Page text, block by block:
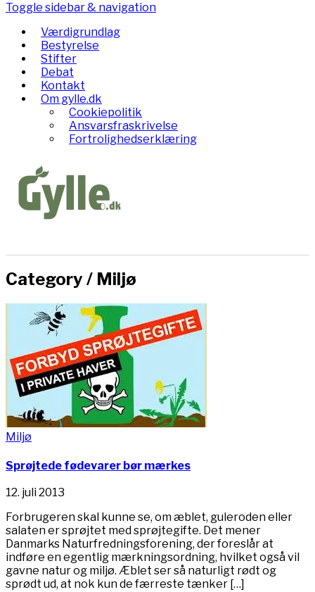
Toggle sidebar & navigation
Værdigrundlag
Bestyrelse
Stifter
Debat
Kontakt
Om gylle.dk
Cookiepolitik
Ansvarsfraskrivelse
Fortrolighedserklæring
Category / Miljø
Miljø
Sprøjtede fødevarer bør mærkes
12. juli 2013
Forbrugeren skal kunne se, om æblet, guleroden eller
salaten er sprøjtet med sprøjtegifte. Det mener
Danmarks Naturfredningsforening, der foreslår at
indføre en egentlig mærkningsordning, hvilket også vil
gavne natur og miljø. Æblet ser så naturligt rødt og
sprødt ud, at nok kun de færreste tænker […]